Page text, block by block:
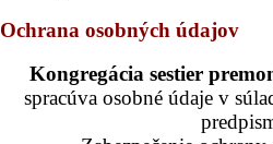
Ochrana osobných údajov
Kongregácia sestier
spracúva osobné údaje v